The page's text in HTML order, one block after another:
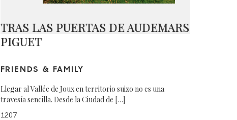
TRAS LAS PUERTAS DE AUDEMARS
PIGUET
FRIENDS & FAMILY
Llegar al Vallée de Joux en territorio suizo no es una
travesía sencilla. Desde la Ciudad de […]
1207